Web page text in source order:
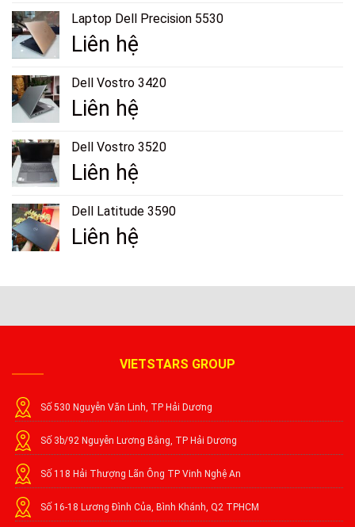
Laptop Dell Precision 5530
Liên hệ
Dell Vostro 3420
Liên hệ
Dell Vostro 3520
Liên hệ
Dell Latitude 3590
Liên hệ
VIETSTARS GROUP
Số 530 Nguyễn Văn Linh, TP Hải Dương
Số 3b/92 Nguyễn Lương Bằng, TP Hải Dương
Số 118 Hải Thượng Lãn Ông TP Vinh Nghệ An
Số 16-18 Lương Đình Của, Bình Khánh, Q2 TPHCM